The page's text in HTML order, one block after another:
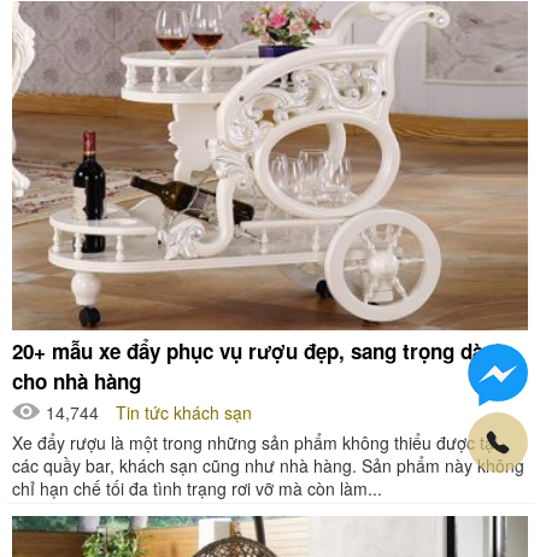
20+ mẫu xe đẩy phục vụ rượu đẹp, sang trọng dành
cho nhà hàng
14,744
Tin tức khách sạn
Xe đẩy rượu là một trong những sản phẩm không thiểu được tại
các quầy bar, khách sạn cũng như nhà hàng. Sản phẩm này không
chỉ hạn chế tối đa tình trạng rơi vỡ mà còn làm...